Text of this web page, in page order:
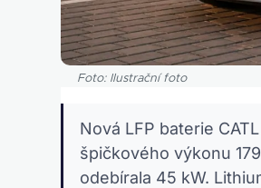
Foto: Ilustrační foto
Nová LFP baterie
špičkového výkonu
odebírala 45 kW.